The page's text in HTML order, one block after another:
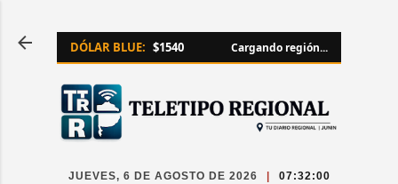
DÓLAR BLUE: $1540 Cargando región...
JUEVES, 6 DE AGOSTO DE 2026 07:32:00